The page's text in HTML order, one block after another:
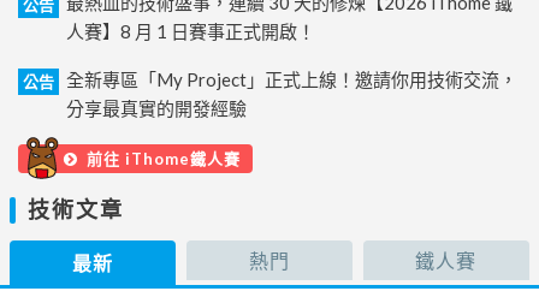
公告
人賽】8 月 1 日賽事正式開啟！
公告
全新專區「My Project」正式上線！邀請你用技術交流，
分享最真實的開發經驗
前往 iThome鐵人賽
技術文章
最新 熱門 鐵人賽